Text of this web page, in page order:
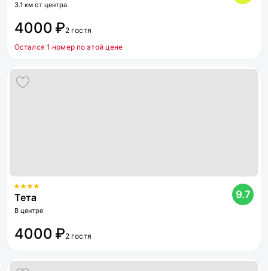
3.1 км от центра
4000 ₽2 гостя
Остался 1 номер по этой цене
Тета
В центре
9.7
4000 ₽2 гостя